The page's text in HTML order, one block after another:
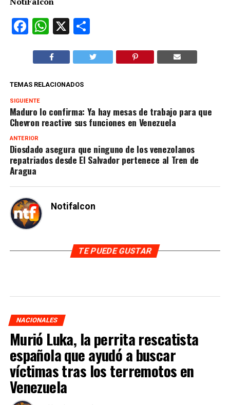
Facebook
WhatsApp
X Compartir
TEMAS RELACIONADOS
SIGUIENTE
Maduro lo confirma: Ya hay mesas de trabajo para que
Chevron reactive sus funciones en Venezuela
ANTERIOR
Diosdado asegura que ninguno de los venezolanos
repatriados desde El Salvador pertenece al Tren de
Aragua
Notifalcon
TE PUEDE GUSTAR
NACIONALES
Murió Luka, la perrita rescatista
española que ayudó a buscar
víctimas tras los terremotos en
Venezuela